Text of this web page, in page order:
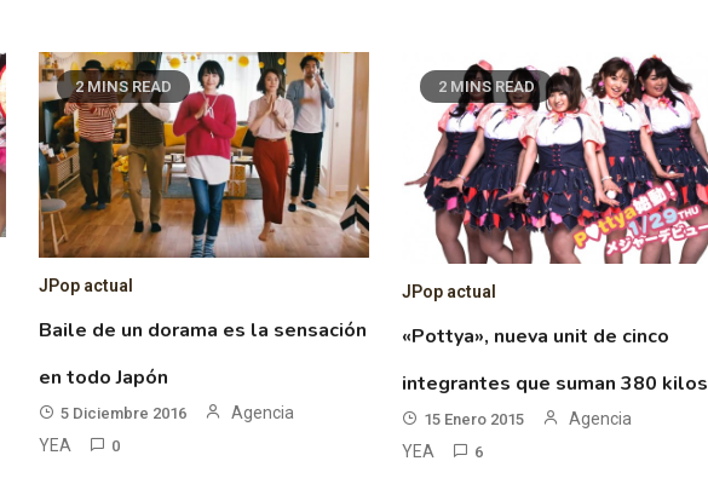
2 MINS READ
JPop actual
Baile de un dorama es la sensación
en todo Japón
5 Diciembre 2016
Agencia
YEA
0
2 MINS READ
JPop actual
«Pottya», nueva unit de cinco
integrantes que suman 380 kilos
15 Enero 2015
Agencia
YEA
6